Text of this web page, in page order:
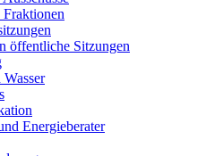
Fraktionen
öffentliche Sitzungen
Energieberater